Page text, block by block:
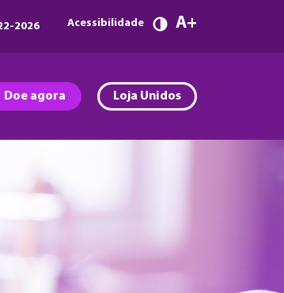
2026 Acessibilidade A
Doe agora Loja Unidos